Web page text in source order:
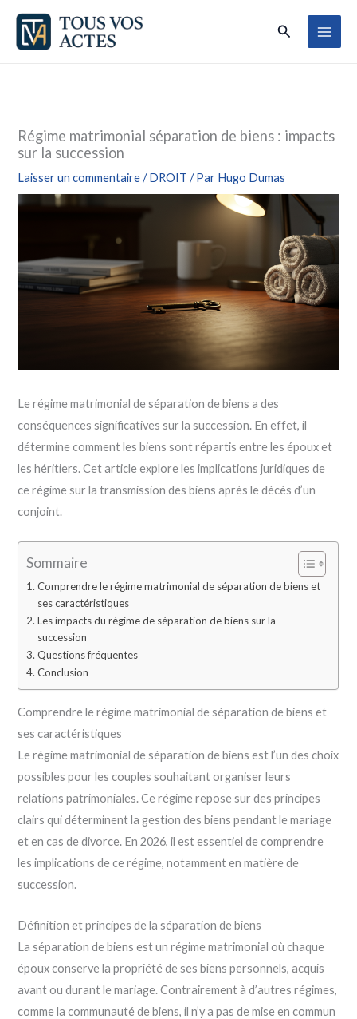
Aller
contenu
Rechercher
Régime matrimonial séparation de biens : impacts
sur la succession
Laisser un commentaire /DROIT / Par Hugo Dumas
Le régime matrimonial de séparation de biens a des
conséquences significatives sur la succession. En effet, il
détermine comment les biens sont répartis entre les époux et
les héritiers. Cet article explore les implications juridiques de
ce régime sur la transmission des biens après le décès d’un
conjoint.
Sommaire
Comprendre le régime matrimonial de séparation de biens et
ses caractéristiques
Les impacts du régime de séparation de biens sur la
succession
Questions fréquentes
Conclusion
Comprendre le régime matrimonial de séparation de biens et
ses caractéristiques
Le régime matrimonial de séparation de biens est l’un des choix
possibles pour les couples souhaitant organiser leurs
relations patrimoniales. Ce régime repose sur des principes
clairs qui déterminent la gestion des biens pendant le mariage
et en cas de divorce. En 2026, il est essentiel de comprendre
les implications de ce régime, notamment en matière de
succession.
Définition et principes de la séparation de biens
La séparation de biens est un régime matrimonial où chaque
époux conserve la propriété de ses biens personnels, acquis
avant ou durant le mariage. Contrairement à d’autres régimes,
comme la communauté de biens, il n’y a pas de mise en commun